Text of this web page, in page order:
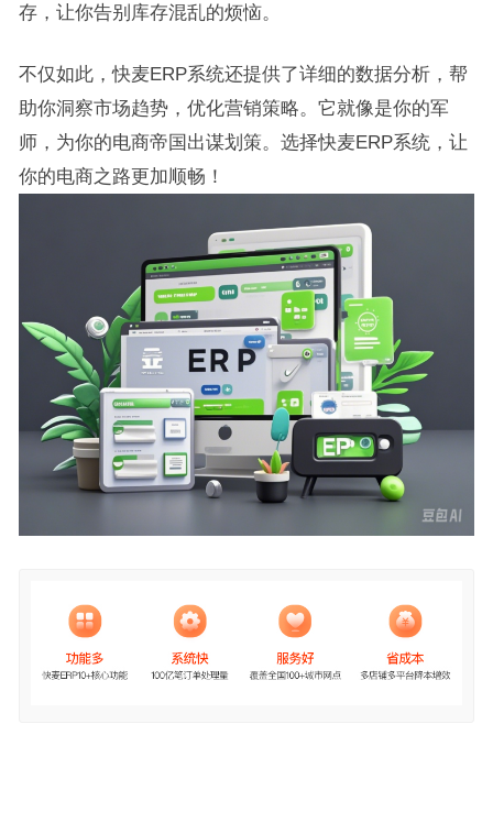
存，让你告别库存混乱的烦恼。
不仅如此，快麦ERP系统还提供了详细的数据分析，帮
助你洞察市场趋势，优化营销策略。它就像是你的军
师，为你的电商帝国出谋划策。选择快麦ERP系统，让
你的电商之路更加顺畅！